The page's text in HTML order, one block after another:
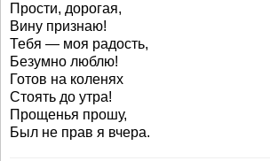
Прости, дорогая,
Вину признаю!
Тебя — моя радость,
Безумно люблю!
Готов на коленях
Стоять до утра!
Прощенья прошу,
Был не прав я вчера.